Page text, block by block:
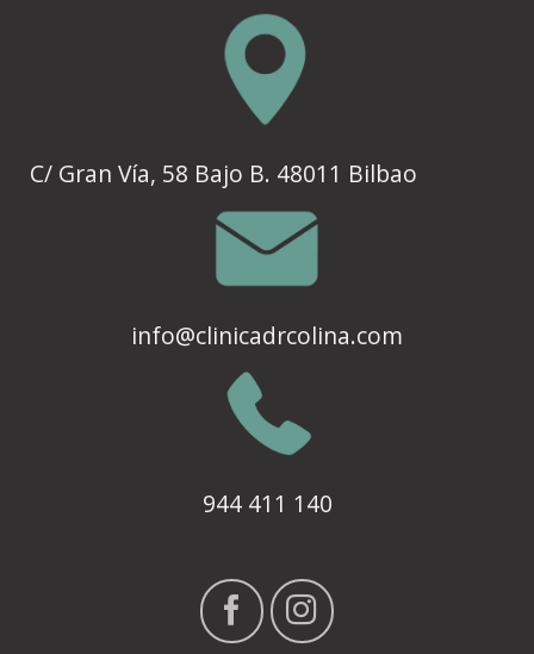
C/ Gran Vía, 58 Bajo B. 48011 Bilbao
info@clinicadrcolina.com
944 411 140